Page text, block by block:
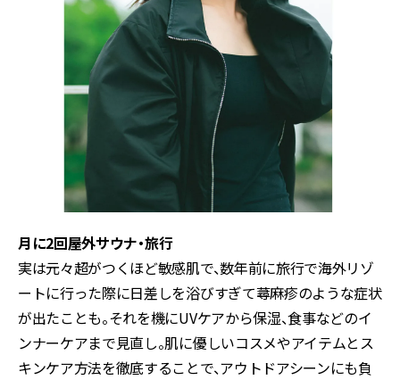
月に2回屋外サウナ・旅行
実は元々超がつくほど敏感肌で、数年前に旅行で海外リゾ
ートに行った際に日差しを浴びすぎて蕁麻疹のような症状
が出たことも。それを機にUVケアから保湿、食事などのイ
ンナーケアまで見直し。肌に優しいコスメやアイテムとス
キンケア方法を徹底することで、アウトドアシーンにも負